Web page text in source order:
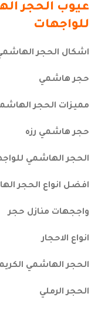
عيوب الحجر
للواجهات
اشكال الحجر
حجر هاشمي
مميزات الحجر
حجر هاشمي رزه
الحجر الهاشمي
افضل انواع الحجر
واججهات منازل حجر
انواع الاحجار
الحجر الهاشمي
الحجر الرملي